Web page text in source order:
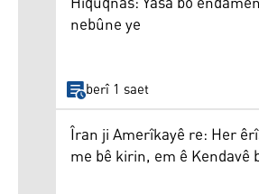
nebûne ye
berî 1 saet
Îran ji Amerîkayê re: Her
me bê kirin, em ê